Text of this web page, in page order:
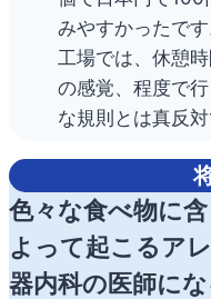
みやすかったで
工場では、休憩
の感覚、程度で
な規則とは真反
色々な食べ物に
よって起こるア
器内科の医師にな